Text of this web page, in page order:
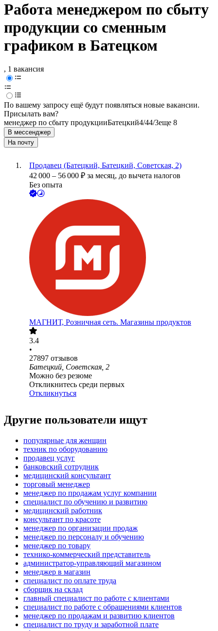
Работа менеджером по сбыту
продукции со сменным
графиком в Батецком
, 1 вакансия
По вашему запросу ещё будут появляться новые вакансии.
Присылать вам?
менеджер по сбыту продукцииБатецкий4/44/3еще 8
В мессенджер
На почту
Продавец (Батецкий, Батецкий, Советская, 2)
42 000 – 56 000 ₽ за месяц, до вычета налогов
Без опыта
МАГНИТ, Розничная сеть. Магазины продуктов
3.4
•
27897 отзывов
Батецкий, Советская, 2
Можно без резюме
Откликнитесь среди первых
Откликнуться
Другие пользователи ищут
популярные для женщин
техник по оборудованию
продавец услуг
банковский сотрудник
медицинский консультант
торговый менеджер
менеджер по продажам услуг компании
специалист по обучению и развитию
медицинский работник
консультант по красоте
менеджер по организации продаж
менеджер по персоналу и обучению
менеджер по товару
технико-коммерческий представитель
администратор-управляющий магазином
менеджер в магазин
специалист по оплате труда
сборщик на склад
главный специалист по работе с клиентами
специалист по работе с обращениями клиентов
менеджер по продажам и развитию клиентов
специалист по труду и заработной плате